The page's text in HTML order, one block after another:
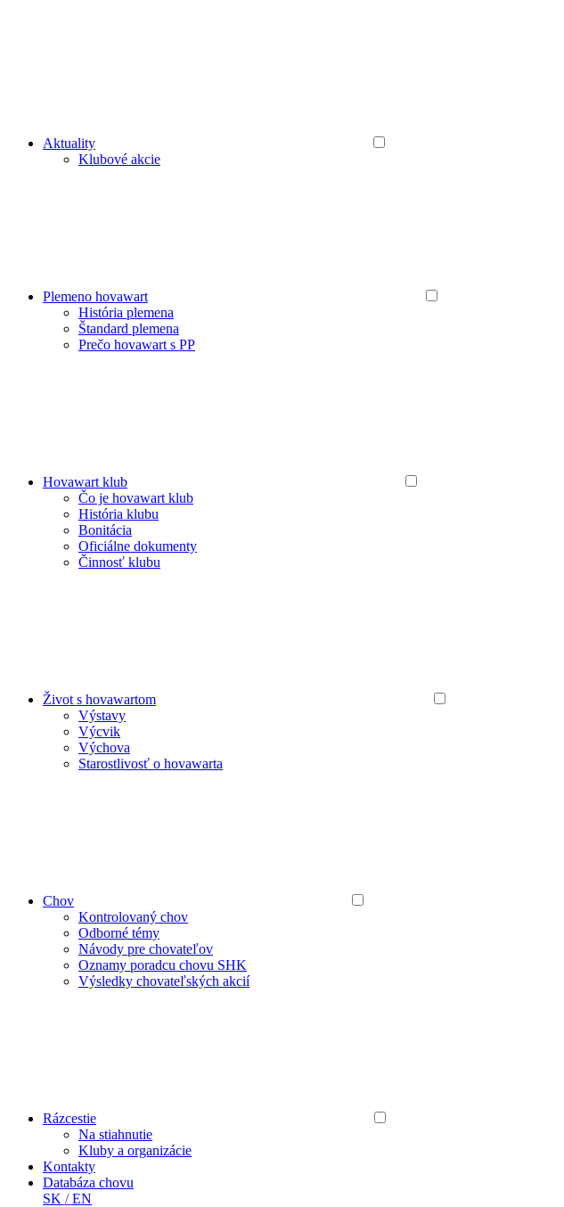
Aktuality
Klubové akcie
Plemeno hovawart
História plemena
Štandard plemena
Prečo hovawart s PP
Hovawart klub
Čo je hovawart klub
História klubu
Bonitácia
Oficiálne dokumenty
Činnosť klubu
Život s hovawartom
Výstavy
Výcvik
Výchova
Starostlivosť o hovawarta
Chov
Kontrolovaný chov
Odborné témy
Návody pre chovateľov
Oznamy poradcu chovu SHK
Výsledky chovateľských akcií
Rázcestie
Na stiahnutie
Kluby a organizácie
Kontakty
Databáza chovu
SK /EN